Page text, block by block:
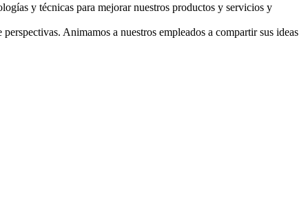
y técnicas para mejorar nuestros productos y servicios y
Animamos a nuestros empleados a compartir sus ideas